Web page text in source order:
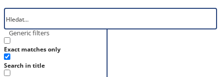
Generic filters
Exact matches only
Search in title